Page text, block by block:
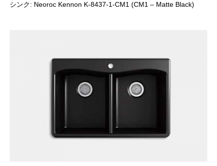
シンク: Neoroc Kennon K-8437-1-CM1 (CM1 – Matte Black)